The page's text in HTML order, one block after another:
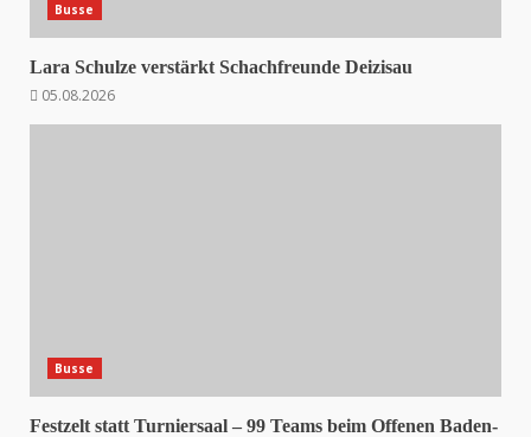
Busse
Lara Schulze verstärkt Schachfreunde Deizisau
05.08.2026
Busse
Festzelt statt Turniersaal – 99 Teams beim Offenen Baden-